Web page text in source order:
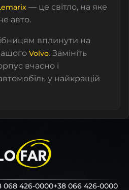
— це світло, на яке
авто.
вплинути на
Volvo. Замініть
вчасно і
у найкращій
068 426-0000+38 066 426-0000